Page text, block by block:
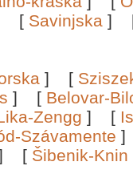
[ Savinjska ]
] [
] [ Belovar-
Zengg ] [
Szávamente
[ Šibenik-Knin